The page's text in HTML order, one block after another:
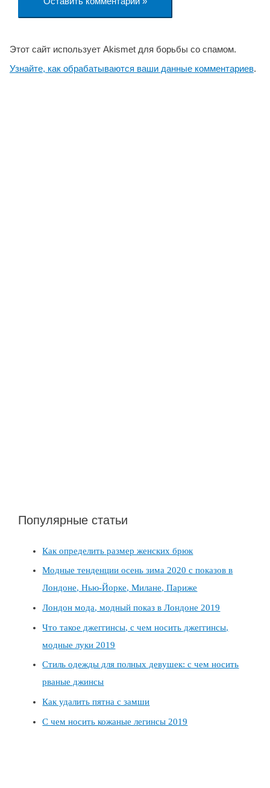
Этот сайт использует Akismet для борьбы со спамом.
Узнайте, как обрабатываются ваши данные комментариев.
Популярные статьи
Как определить размер женских брюк
Модные тенденции осень зима 2020 с показов в
Лондоне, Нью-Йорке, Милане, Париже
Лондон мода, модный показ в Лондоне 2019
Что такое джеггинсы, с чем носить джеггинсы,
модные луки 2019
Стиль одежды для полных девушек: с чем носить
рваные джинсы
Как удалить пятна с замши
С чем носить кожаные легинсы 2019